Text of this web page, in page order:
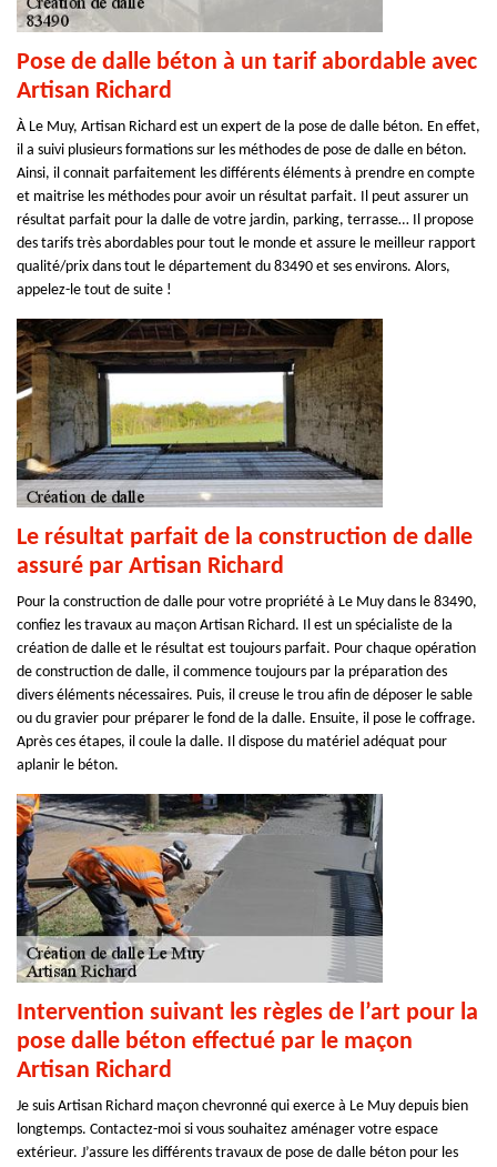
Pose de dalle béton à un tarif abordable avec
Artisan Richard
À Le Muy, Artisan Richard est un expert de la pose de dalle béton. En effet,
il a suivi plusieurs formations sur les méthodes de pose de dalle en béton.
Ainsi, il connait parfaitement les différents éléments à prendre en compte
et maitrise les méthodes pour avoir un résultat parfait. Il peut assurer un
résultat parfait pour la dalle de votre jardin, parking, terrasse… Il propose
des tarifs très abordables pour tout le monde et assure le meilleur rapport
qualité/prix dans tout le département du 83490 et ses environs. Alors,
appelez-le tout de suite !
Le résultat parfait de la construction de dalle
assuré par Artisan Richard
Pour la construction de dalle pour votre propriété à Le Muy dans le 83490,
confiez les travaux au maçon Artisan Richard. Il est un spécialiste de la
création de dalle et le résultat est toujours parfait. Pour chaque opération
de construction de dalle, il commence toujours par la préparation des
divers éléments nécessaires. Puis, il creuse le trou afin de déposer le sable
ou du gravier pour préparer le fond de la dalle. Ensuite, il pose le coffrage.
Après ces étapes, il coule la dalle. Il dispose du matériel adéquat pour
aplanir le béton.
Intervention suivant les règles de l’art pour la
pose dalle béton effectué par le maçon
Artisan Richard
Je suis Artisan Richard maçon chevronné qui exerce à Le Muy depuis bien
longtemps. Contactez-moi si vous souhaitez aménager votre espace
extérieur. J’assure les différents travaux de pose de dalle béton pour les